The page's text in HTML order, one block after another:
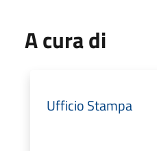
A cura di
Ufficio Stampa